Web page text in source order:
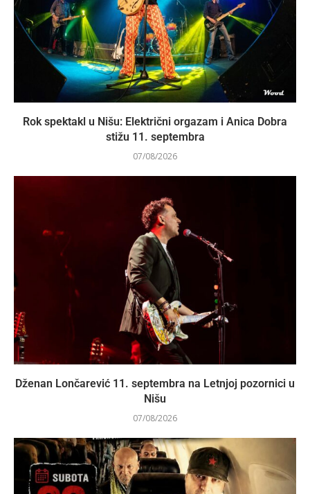
Rok spektakl u Nišu: Električni orgazam i Anica Dobra
stižu 11. septembra
07/08/2026
Dženan Lončarević 11. septembra na Letnjoj pozornici u
Nišu
07/08/2026